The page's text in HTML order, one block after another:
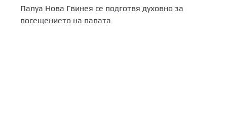
Папуа Нова Гвинея се подготвя духовно за
посещението на папата